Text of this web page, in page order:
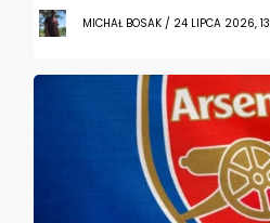
MICHAŁ BOSAK / 24 LIPCA 2026,